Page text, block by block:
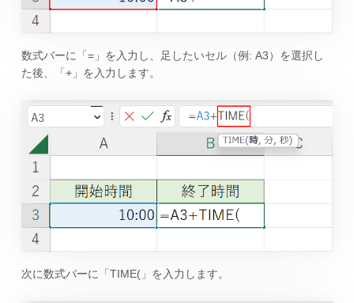
数式バーに「=」を入力し、足したいセル（例: A3）を選択し
た後、「+」を入力します。
次に数式バーに「TIME(」を入力します。